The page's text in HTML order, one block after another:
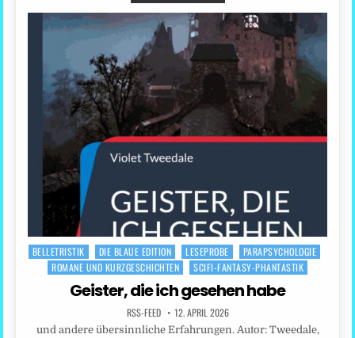
Posted
BELLETRISTIK DIE BLAUE EDITION LESEPROBE
PARAPSYCHOLOGIE
ROMANE UND KURZGESCHICHTEN
SCIFI-FANTASY-PHANTASTIK
Geister, die ich gesehen habe
RSS-FEED 12. APRIL 2026
und andere übersinnliche Erfahrungen. Autor: Tweedale,